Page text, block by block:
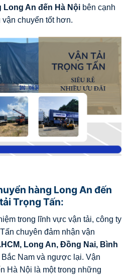
An đến Hà Nội bên cạnh
chuyển tốt hơn.
hàng Long An đến
Trọng Tấn:
trong lĩnh vực vận tải, công ty
chuyên đảm nhận vận
Long An, Đồng Nai, Bình
Nam và ngược lại. Vận
Hà Nội là một trong những